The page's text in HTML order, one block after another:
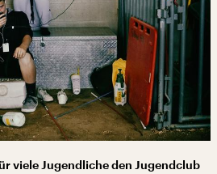
viele Jugendliche den Jugendclub